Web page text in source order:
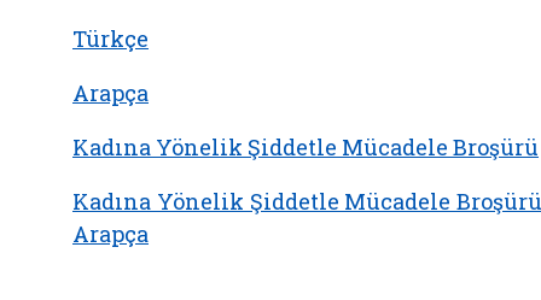
Türkçe
Arapça
Kadına Yönelik Şiddetle Mücadele Broşürü
Kadına Yönelik Şiddetle Mücadele
Arapça